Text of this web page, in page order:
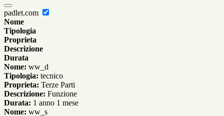
padlet.com
Nome
Tipologia
Proprieta
Descrizione
Durata
Nome: ww_d
Tipologia: tecnico
Proprieta: Terze Parti
Descrizione: Funzione
Durata: 1 anno 1 mese
Nome: ww_s